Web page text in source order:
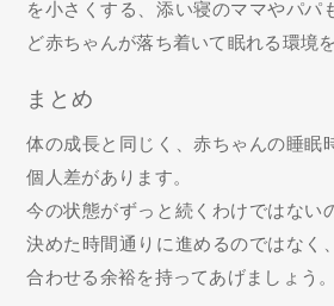
を小さくする、添い寝のママやパパ
ど赤ちゃんが落ち着いて眠れる環境
まとめ
体の成長と同じく、赤ちゃんの睡眠
個人差があります。
今の状態がずっと続くわけではない
決めた時間通りに進めるのではなく
合わせる余裕を持ってあげましょう。